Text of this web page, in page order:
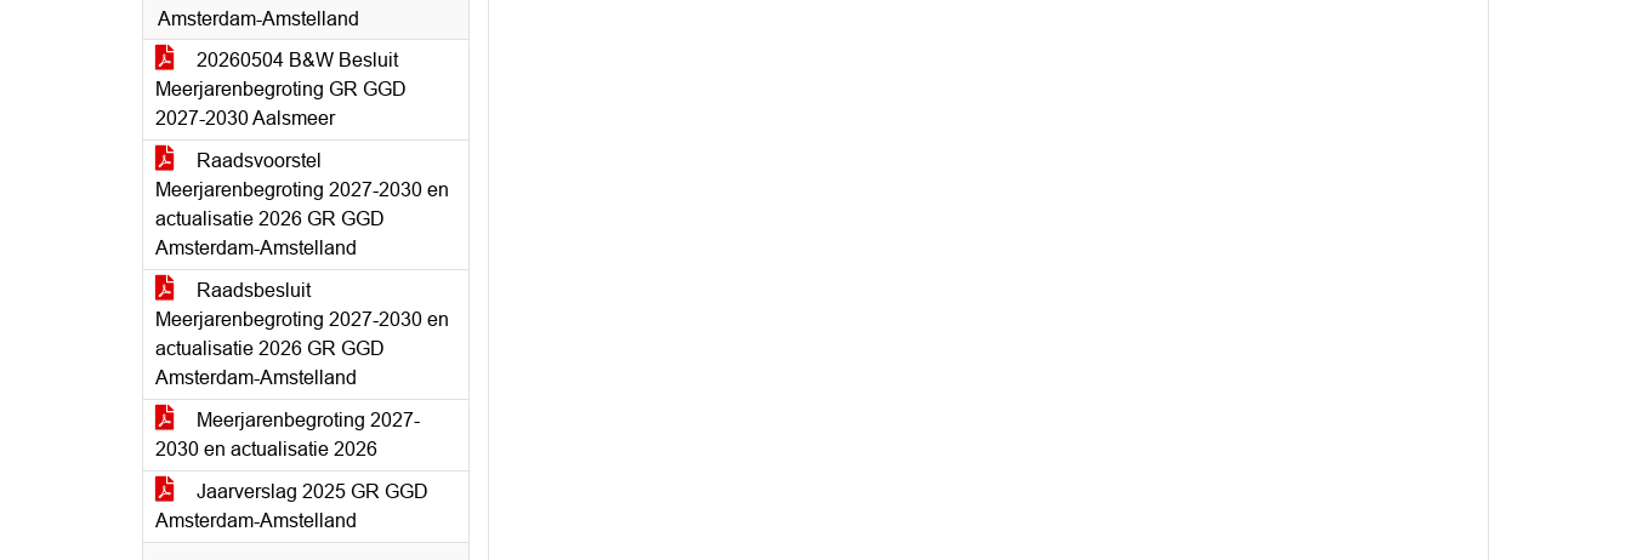
Amsterdam-Amstelland
20260504 B&W Besluit
Meerjarenbegroting GR GGD
2027-2030 Aalsmeer
Raadsvoorstel
Meerjarenbegroting 2027-2030 en
actualisatie 2026 GR GGD
Amsterdam-Amstelland
Raadsbesluit
Meerjarenbegroting 2027-2030 en
actualisatie 2026 GR GGD
Amsterdam-Amstelland
Meerjarenbegroting 2027-
2030 en actualisatie 2026
Jaarverslag 2025 GR GGD
Amsterdam-Amstelland